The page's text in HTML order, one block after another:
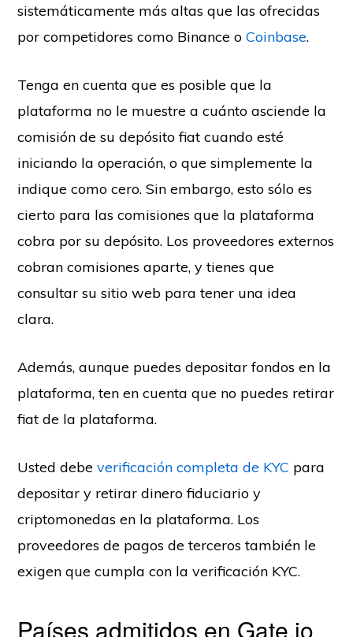
sistemáticamente más altas que las ofrecidas
por competidores como Binance oCoinbase.
Tenga en cuenta que es posible que la
plataforma no le muestre a cuánto asciende la
comisión de su depósito fiat cuando esté
iniciando la operación, o que simplemente la
indique como cero. Sin embargo, esto sólo es
cierto para las comisiones que la plataforma
cobra por su depósito. Los proveedores externos
cobran comisiones aparte, y tienes que
consultar su sitio web para tener una idea
clara.
Además, aunque puedes depositar fondos en la
plataforma, ten en cuenta que no puedes retirar
fiat de la plataforma.
Usted debeverificación completa de KYC para
depositar y retirar dinero fiduciario y
criptomonedas en la plataforma. Los
proveedores de pagos de terceros también le
exigen que cumpla con la verificación KYC.
Países admitidos en Gate.io